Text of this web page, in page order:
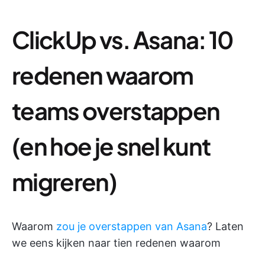
ClickUp vs. Asana: 10
redenen waarom
teams overstappen
(en hoe je snel kunt
migreren)
Waarom zou je overstappen van Asana? Laten
we eens kijken naar tien redenen waarom